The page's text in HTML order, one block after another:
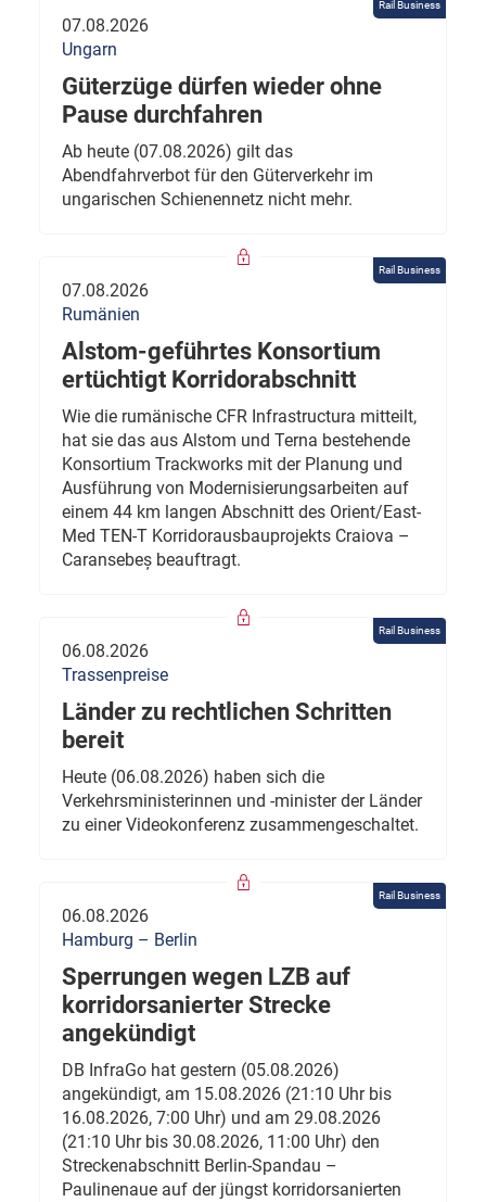
Rail Business
07.08.2026
Ungarn
Güterzüge dürfen wieder ohne
Pause durchfahren
Ab heute (07.08.2026) gilt das
Abendfahrverbot für den Güterverkehr im
ungarischen Schienennetz nicht mehr.
Rail Business
07.08.2026
Rumänien
Alstom-geführtes Konsortium
ertüchtigt Korridorabschnitt
Wie die rumänische CFR Infrastructura mitteilt,
hat sie das aus Alstom und Terna bestehende
Konsortium Trackworks mit der Planung und
Ausführung von Modernisierungsarbeiten auf
einem 44 km langen Abschnitt des Orient/East-
Med TEN-T Korridorausbauprojekts Craiova –
Caransebeș beauftragt.
Rail Business
06.08.2026
Trassenpreise
Länder zu rechtlichen Schritten
bereit
Heute (06.08.2026) haben sich die
Verkehrsministerinnen und -minister der Länder
zu einer Videokonferenz zusammengeschaltet.
Rail Business
06.08.2026
Hamburg – Berlin
Sperrungen wegen LZB auf
korridorsanierter Strecke
angekündigt
DB InfraGo hat gestern (05.08.2026)
angekündigt, am 15.08.2026 (21:10 Uhr bis
16.08.2026, 7:00 Uhr) und am 29.08.2026
(21:10 Uhr bis 30.08.2026, 11:00 Uhr) den
Streckenabschnitt Berlin-Spandau –
Paulinenaue auf der jüngst korridorsanierten